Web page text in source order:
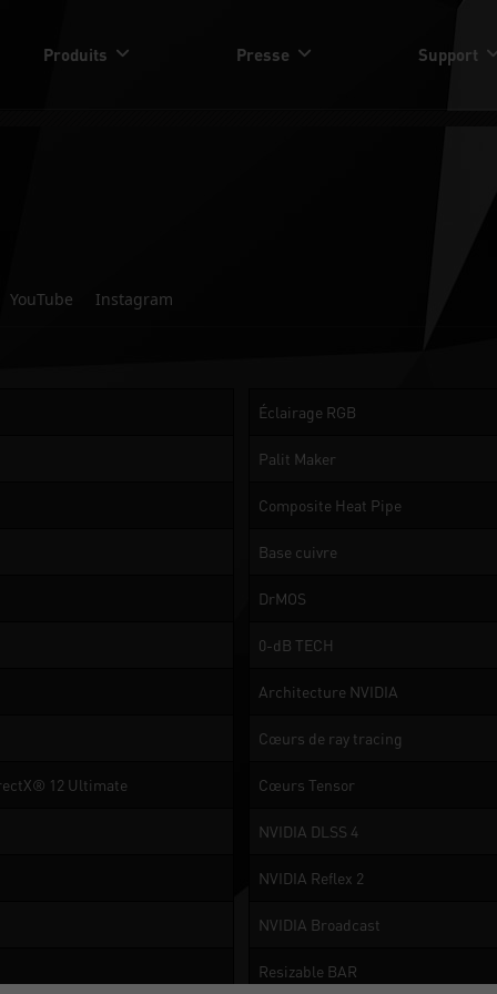
Produits Presse Support
YouTube Instagram
12 Ultimate
Éclairage RGB
Palit Maker
Composite Heat Pipe
Base cuivre
DrMOS
0-dB TECH
Architecture NVIDIA
Cœurs de ray tracing
Cœurs Tensor
NVIDIA DLSS 4
NVIDIA Reflex 2
NVIDIA Broadcast
Resizable BAR